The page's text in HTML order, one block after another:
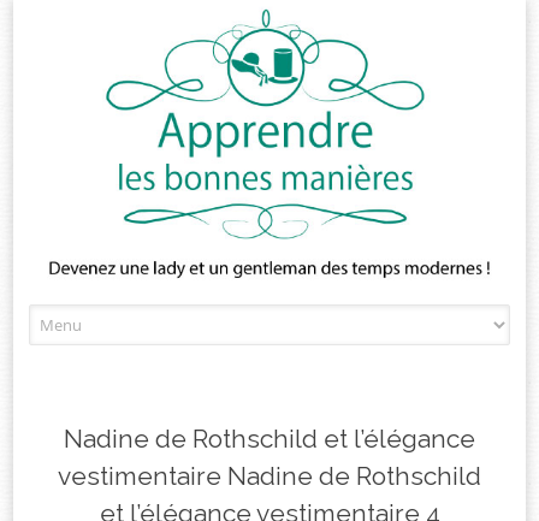
to
Nadine de Rothschild et l’élégance
vestimentaire Nadine de Rothschild
et l’élégance vestimentaire 4